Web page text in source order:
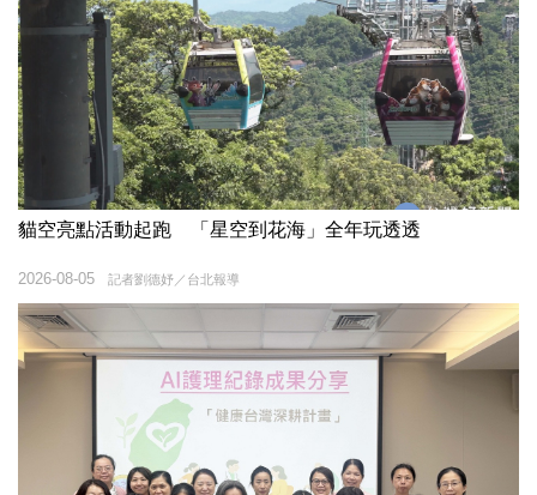
貓空亮點活動起跑 「星空到花海」全年玩透透
記者劉德妤／台北報導
2026-08-05